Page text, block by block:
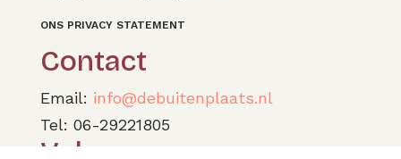
ONS PRIVACY STATEMENT
Contact
Email: info@debuitenplaats.nl
Tel: 06-29221805